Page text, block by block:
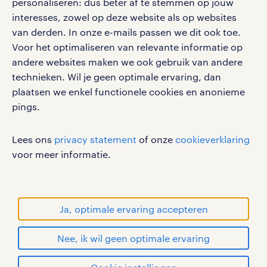
interesses, zowel op deze website als op websites
van derden. In onze e-mails passen we dit ook toe.
Voor het optimaliseren van relevante informatie op
andere websites maken we ook gebruik van andere
technieken. Wil je geen optimale ervaring, dan
plaatsen we enkel functionele cookies en anonieme
pings.
Lees ons privacy statement of onze cookieverklaring
voor meer informatie.
Ja, optimale ervaring accepteren
Nee, ik wil geen optimale ervaring
werken bij randstad
gebruikersvoorwaarden
privacystatement
cookies
handelsmerken van Randstad N.V.
© Randstad 2026